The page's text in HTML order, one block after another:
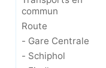
commun
Route
- Gare Centrale
- Schiphol